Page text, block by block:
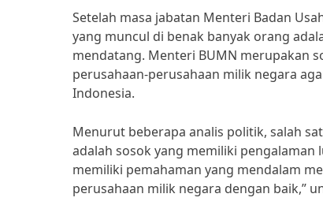
Setelah masa jabatan Menteri Badan
yang muncul di benak banyak orang
mendatang. Menteri BUMN merupakan
perusahaan-perusahaan milik negara
Indonesia.
Menurut beberapa analis politik, salah
adalah sosok yang memiliki pengalaman
memiliki pemahaman yang mendalam
perusahaan milik negara dengan baik,”